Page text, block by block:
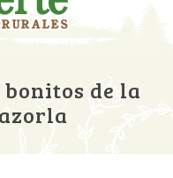
bonitos de la